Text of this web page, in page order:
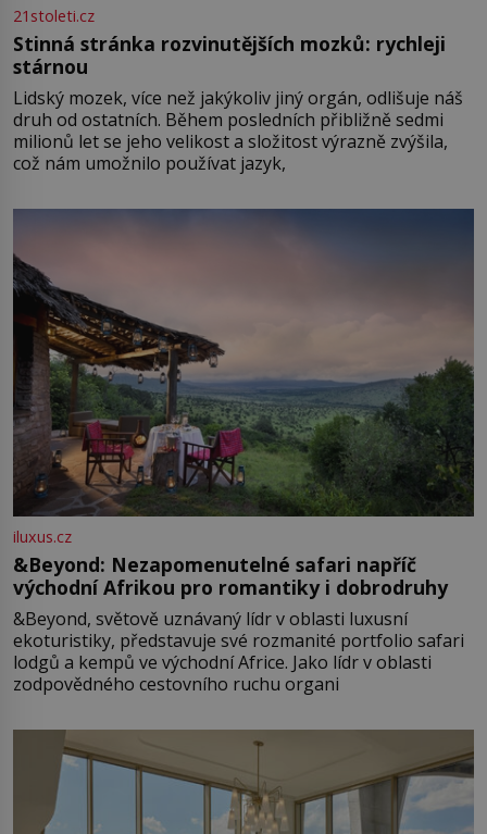
21stoleti.cz
Stinná stránka rozvinutějších mozků: rychleji
stárnou
Lidský mozek, více než jakýkoliv jiný orgán, odlišuje náš
druh od ostatních. Během posledních přibližně sedmi
milionů let se jeho velikost a složitost výrazně zvýšila,
což nám umožnilo používat jazyk,
iluxus.cz
&Beyond: Nezapomenutelné safari napříč
východní Afrikou pro romantiky i dobrodruhy
&Beyond, světově uznávaný lídr v oblasti luxusní
ekoturistiky, představuje své rozmanité portfolio safari
lodgů a kempů ve východní Africe. Jako lídr v oblasti
zodpovědného cestovního ruchu organi